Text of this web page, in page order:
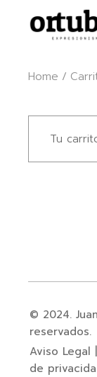
content
Home
Tu
© 2024.
reservados.
Aviso Legal
de